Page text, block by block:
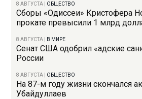
8 АВГУСТА ОБЩЕСТВО
Сборы «Одиссеи» Кристофера
прокате превысили 1 млрд
8 АВГУСТА В МИРЕ
Сенат США одобрил «адские
России
8 АВГУСТА ОБЩЕСТВО
На 87-м году жизни скончался
Убайдуллаев